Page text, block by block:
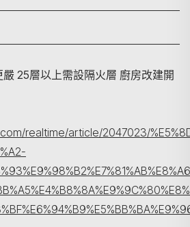
25層以上需設隔火層 廚房改建開
realtime/article/2047023/